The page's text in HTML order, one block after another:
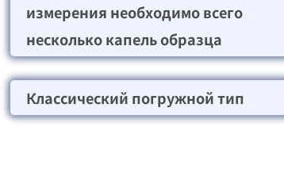
измерения необходимо всего
несколько капель образца
Классический погружной тип